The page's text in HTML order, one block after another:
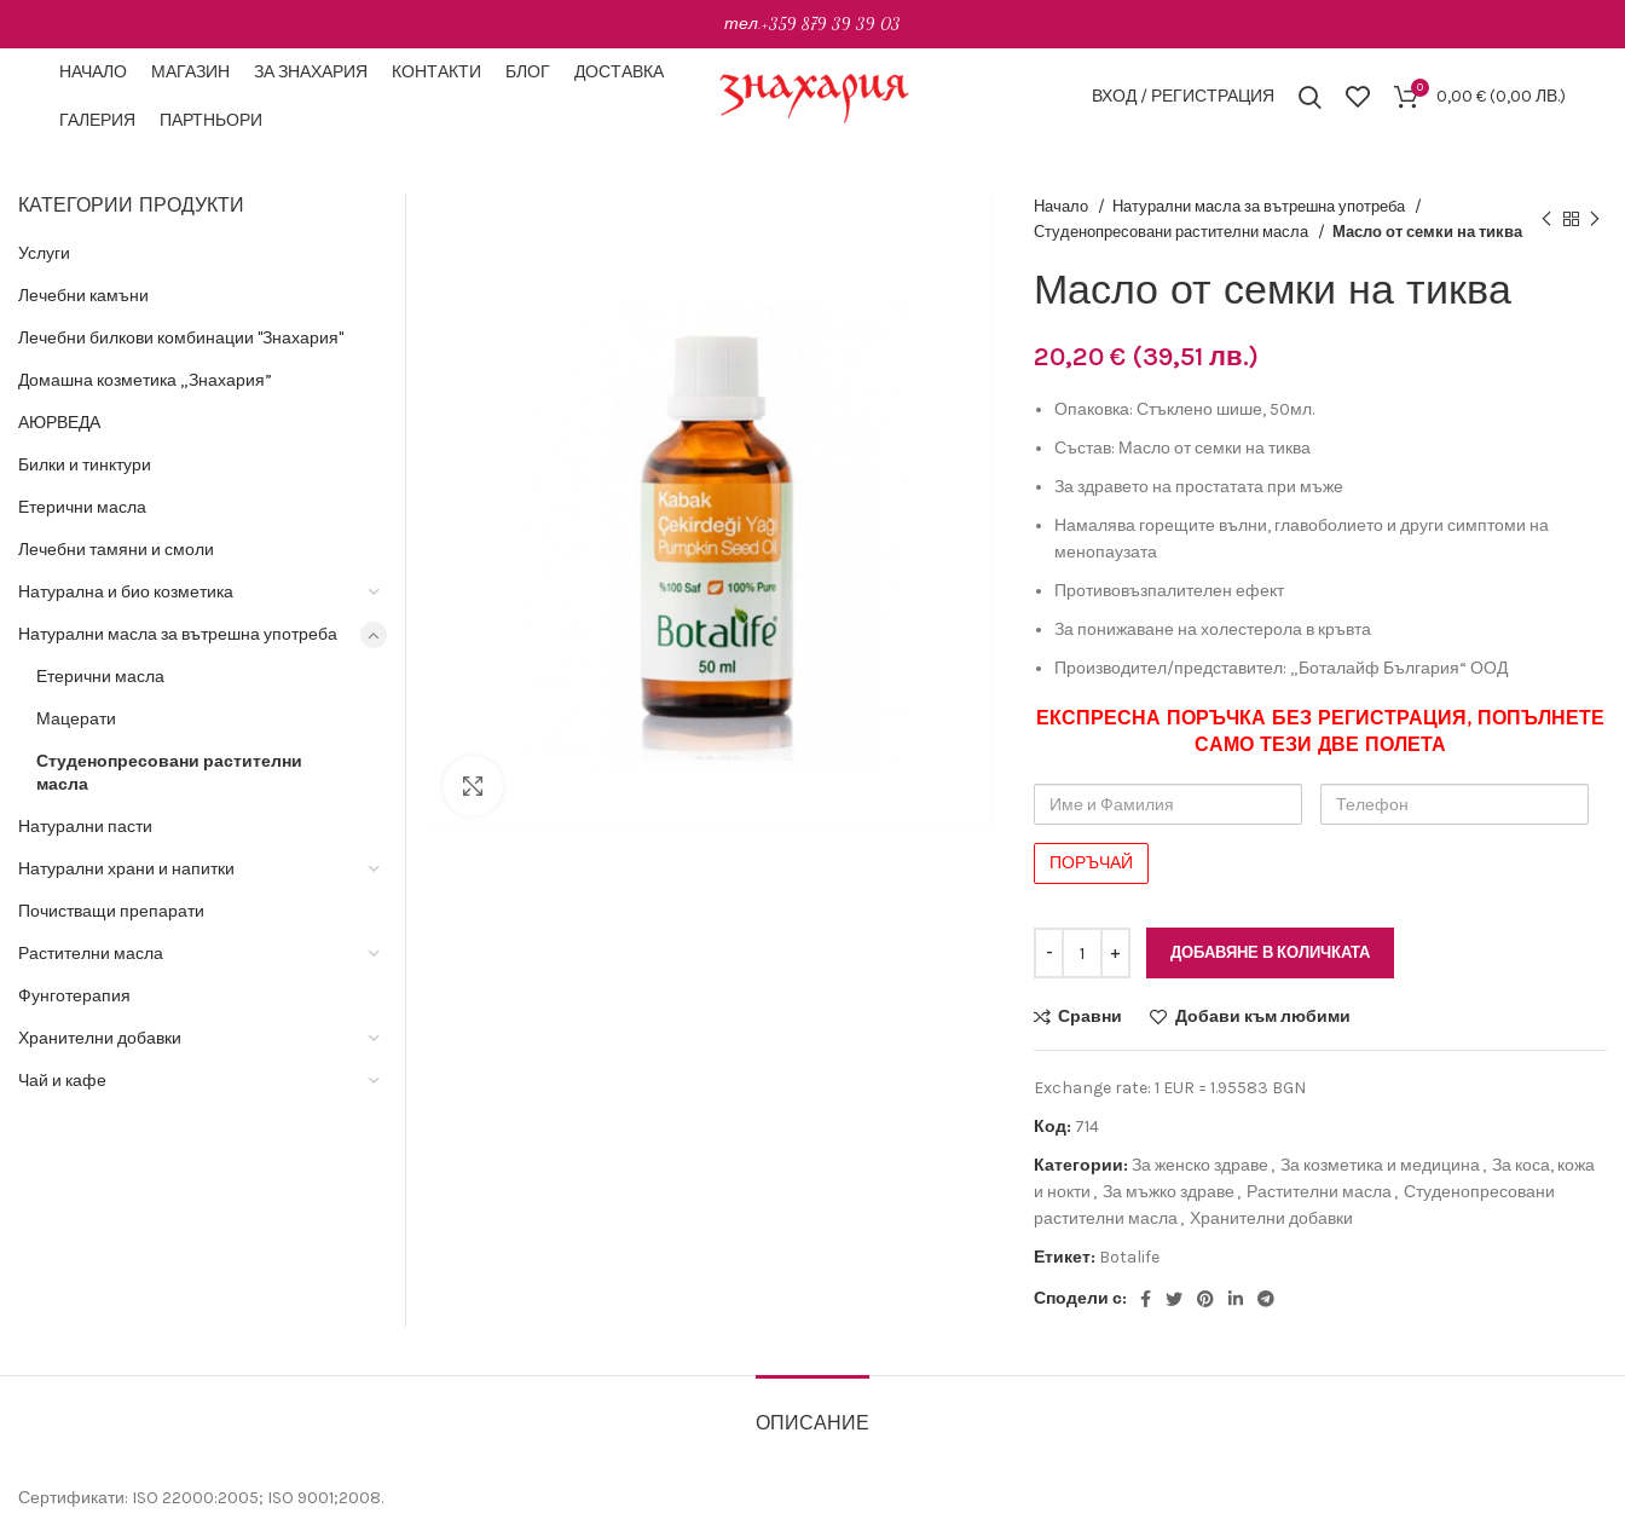
НАЧАЛО МАГАЗИН ЗА ЗНАХАРИЯ КОНТАКТИ БЛОГ ДОСТАВКА
ГАЛЕРИЯ ПАРТНЬОРИ
ВХОД / РЕГИСТРАЦИЯ 0 0,00€(0,00 ЛВ.)
Начало
Натурални масла за вътрешна употреба
Студенопресовани растителни масла
Масло от семки на тиква
Масло от семки на тиква
20,20 € (39,51 лв.)
Опаковка: Стъклено шише, 50мл.
Състав: Масло от семки на тиква
За здравето на простатата при мъже
Намалява горещите вълни, главоболието и други симптоми на
менопаузата
Противовъзпалителен ефект
За понижаване на холестерола в кръвта
Производител/представител: „Боталайф България“ ООД
ЕКСПРЕСНА ПОРЪЧКА БЕЗ РЕГИСТРАЦИЯ, ПОПЪЛНЕТЕ
САМО ТЕЗИ ДВЕ ПОЛЕТА
Име
и
Фамилия
Телефон
ДОБАВЯНЕ В КОЛИЧКАТА
Сравни Добави към любими
Exchange rate: 1 EUR = 1.95583 BGN
Код: 714
Категории: За женско здраве , За козметика и медицина, За коса, кожа
и нокти , За мъжко здраве , Растителни масла, Студенопресовани
растителни масла, Хранителни добавки
Етикет: Botalife
Сподели с:
КАТЕГОРИИ ПРОДУКТИ
Услуги
Лечебни камъни
Лечебни билкови комбинации "Знахария"
Домашна козметика „Знахария”
АЮРВЕДА
Билки и тинктури
Етерични масла
Лечебни тамяни и смоли
Натурална и био козметика
Натурални масла за вътрешна употреба
Етерични масла
Мацерати
Студенопресовани растителни
масла
Натурални пасти
Натурални храни и напитки
Почистващи препарати
Растителни масла
Фунготерапия
Хранителни добавки
Чай и кафе
ОПИСАНИЕ
Сертификати: ISO 22000:2005; ISO 9001;2008.
тел.+359 879 39 39 03